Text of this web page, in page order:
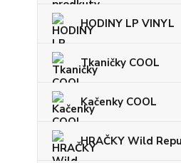
HODINY LP VINYL
Tkaničky COOL
Kačenky COOL
HRAČKY Wild